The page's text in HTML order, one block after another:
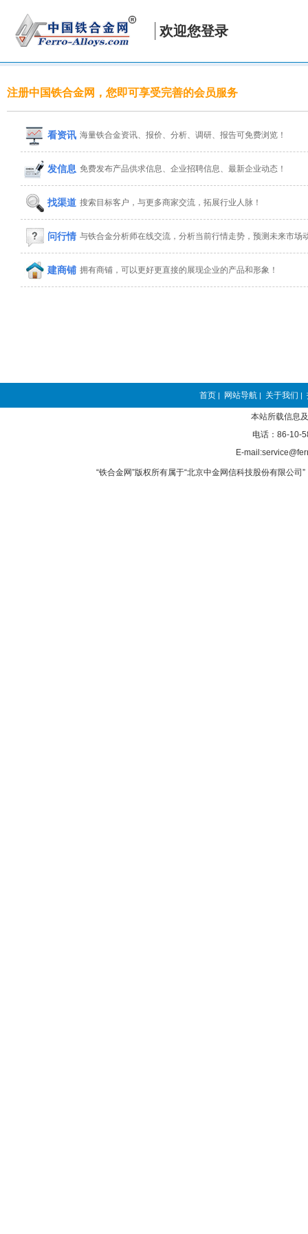
欢迎您登录
注册中国铁合金网，您即可享受完善的会员服务
看资讯 海量铁合金资讯、报价、分析、调研、报告可免费浏览！
发信息 免费发布产品供求信息、企业招聘信息、最新企业动态！
找渠道 搜索目标客户，与更多商家交流，拓展行业人脉！
问行情 与铁合金分析师在线交流，分析当前行情走势，预测未来市场
建商铺 拥有商铺，可以更好更直接的展现企业的产品和形象！
首页 | 网站导航 | 关于我们 |
本站所载信息
电话：86-10-
E-
“铁合金网”版权所有属于“北京中金网信科技股份有限公司